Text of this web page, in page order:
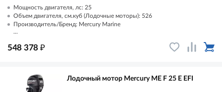
Мощность двигателя, лс: 25
Объем двигателя, см.куб (Лодочные моторы): 526
Производитель/Бренд: Mercury Marine
...
548 378 ₽
Лодочный мотор Mercury ME F 25 E EFI